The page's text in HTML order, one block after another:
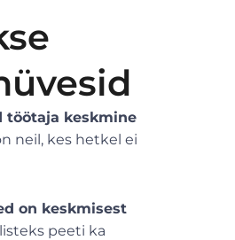
töötaja keskmine
neil, kes hetkel ei
on keskmisest
peeti ka